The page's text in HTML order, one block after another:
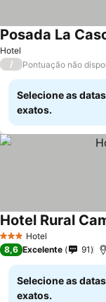
Hotel
Posada La
/ Pontuação não
Selecione as
exatos.
3 EstrelasHotel
Hotel Rural
8,6 Excelente 91
Selecione as
exatos.